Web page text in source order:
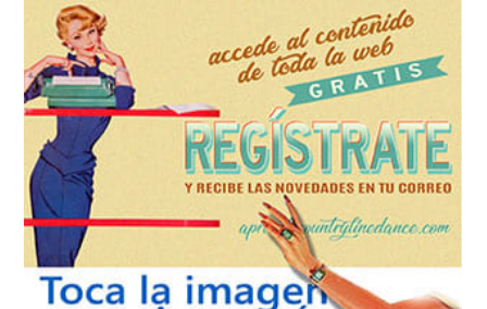
Tras registrarte tendrás acceso completo a la web. Puedes
consultar el directorio alfabético de vídeos tutoriales y
aprender la coreografía que más te apetezca. Recibirás en tu
correo la newsletter con las novedades tanto en el blog, como
de nuevos bailes. En cualquier momento puedes dar de baja
tu suscripción a la newsletter sin dejar de estar registrado.
REGÍSTRATE